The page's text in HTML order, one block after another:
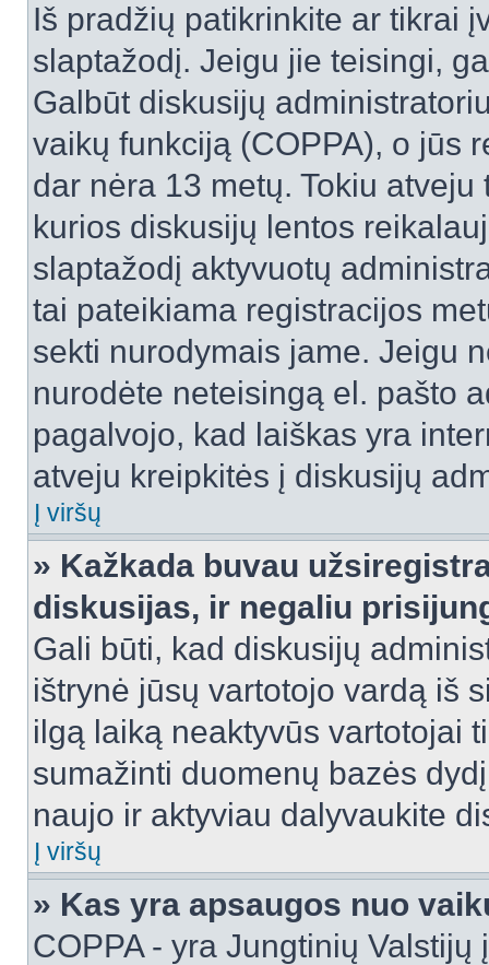
Iš pradžių patikrinkite ar tikrai
slaptažodį. Jeigu jie teisingi,
Galbūt diskusijų
vaikų funkciją (COPPA), o jūs
dar nėra 13 metų. Tokiu
kurios diskusijų lentos
slaptažodį aktyvuotų
tai pateikiama registracijos
sekti nurodymais jame. Jeigu
nurodėte neteisingą el. pašto
pagalvojo, kad laiškas yra
atveju kreipkitės į diskusijų
Į viršų
» Kažkada buvau
diskusijas, ir negaliu
Gali būti, kad diskusijų
ištrynė jūsų vartotojo vardą iš
ilgą laiką neaktyvūs vartotojai
sumažinti duomenų bazės
naujo ir aktyviau dalyvaukite
Į viršų
» Kas yra apsaugos nuo
COPPA - yra Jungtinių